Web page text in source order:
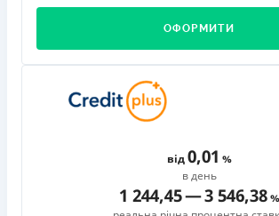
ОФОРМИТИ
від0,01
в день
1 244,45—3 546,38